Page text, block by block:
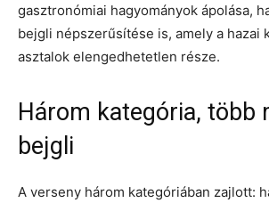
gasztronómiai hagyományok ápolása,
bejgli népszerűsítése is, amely a hazai
asztalok elengedhetetlen része.
Három kategória, több
bejgli
A verseny három kategóriában zajlott: